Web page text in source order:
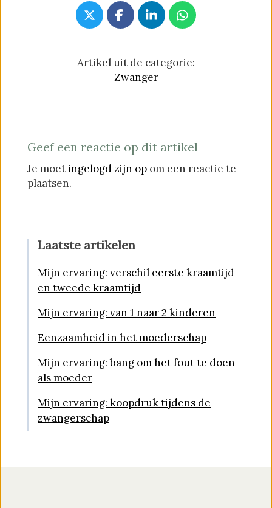
Artikel uit de categorie:
Zwanger
Geef een reactie op dit artikel
Je moetingelogd zijn op om een reactie te
plaatsen.
Laatste artikelen
Mijn ervaring: verschil eerste kraamtijd
en tweede kraamtijd
Mijn ervaring: van 1 naar 2 kinderen
Eenzaamheid in het moederschap
Mijn ervaring: bang om het fout te doen
als moeder
Mijn ervaring: koopdruk tijdens de
zwangerschap